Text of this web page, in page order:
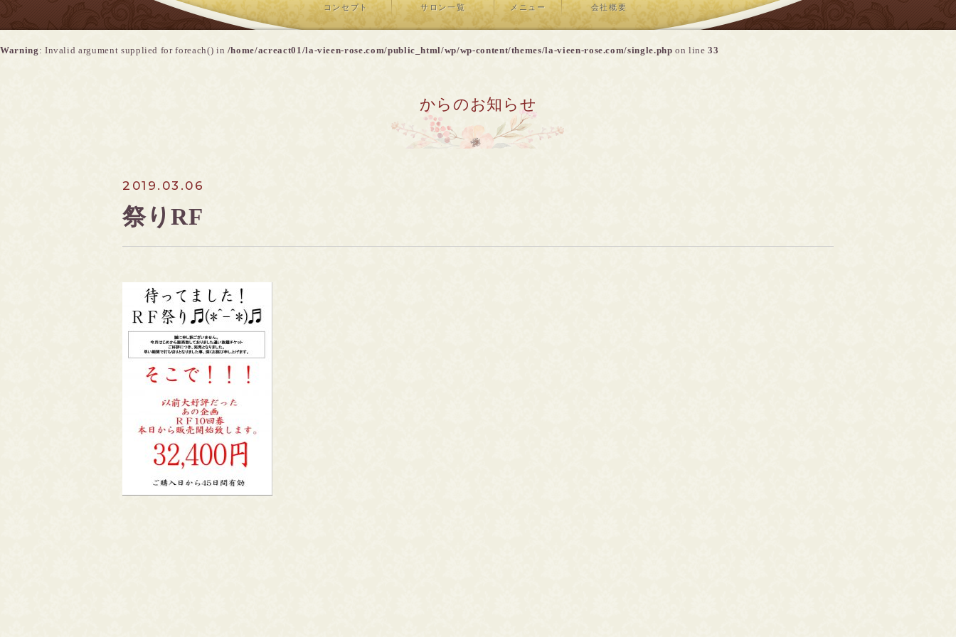
コンセプト サロン一覧 メニュー 会社概要
Warning : Invalid argument supplied for foreach() in /home/acreact01/la-vieen-rose.com/public_html/wp/wp-content/themes/la-vieen-rose.com/single.php on line33
からのお知らせ
2019.03.06
祭りRF